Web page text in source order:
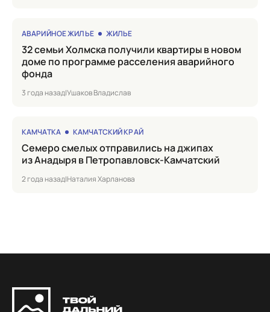
АВАРИЙНОЕ ЖИЛЬЕ ЖИЛЬЕ
32 семьи Холмска получили квартиры в новом
доме по программе расселения аварийного
фонда
3 года назад|Ушаков Владислав
КАМЧАТКА КАМЧАТСКИЙ КРАЙ
Семеро смелых отправились на джипах
из Анадыря в Петропавловск-Камчатский
2 года назад|Наталия Харланова